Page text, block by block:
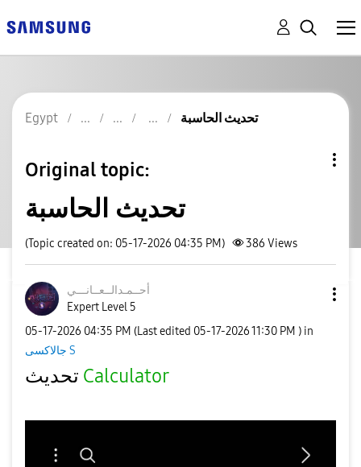
Egypt تحديث الحاسبة
Original topic:
تحديث الحاسبة
(Topic created on: 05-17-2026 04:35 PM) 386 Views
أحــمـدالــعــانـــي
Expert Level 5
‎05-17-2026 04:35 PM (Last edited ‎05-17-202611:30 PM ) in
جالاكسى S
Calculator